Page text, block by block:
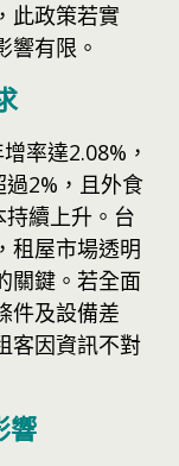
此政策若實
響有限。
率達2.08%，
2%，且外食
續上升。台
租屋市場透明
關鍵。若全面
件及設備差
客因資訊不對
響